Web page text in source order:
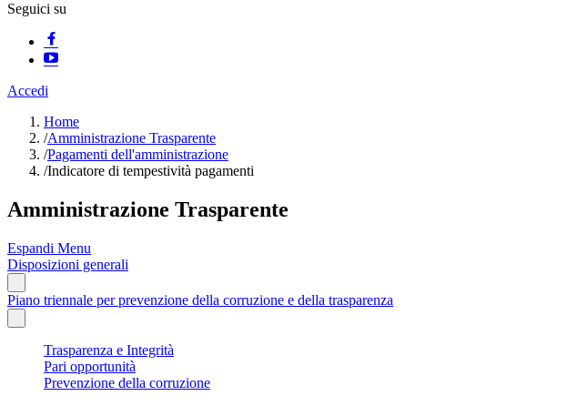
Seguici su
Accedi
Home
/Amministrazione Trasparente
/Pagamenti dell'amministrazione
/Indicatore di tempestività pagamenti
Amministrazione Trasparente
Espandi Menu
Disposizioni generali
Piano triennale per prevenzione della corruzione e della trasparenza
Trasparenza e Integrità
Pari opportunità
Prevenzione della corruzione